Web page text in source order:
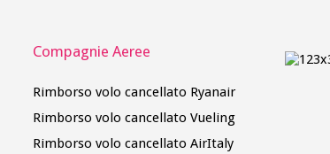
Compagnie Aeree
Rimborso volo cancellato Ryanair
Rimborso volo cancellato Vueling
Rimborso volo cancellato AirItaly